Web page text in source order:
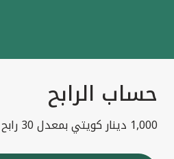
حساب الرابح
1,000 دينار كويتي بمعدل 30 رابح شهريا